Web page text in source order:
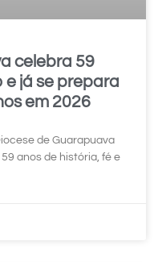
celebra 59
já se prepara
em 2026
de Guarapuava
anos de história, fé e